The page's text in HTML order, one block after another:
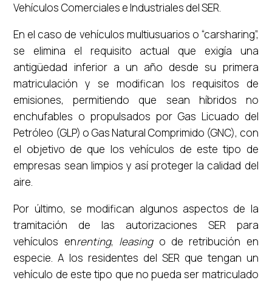
Vehículos Comerciales e Industriales del SER.
En el caso de vehículos multiusuarios o “carsharing”,
se elimina el requisito actual que exigía una
antigüedad inferior a un año desde su primera
matriculación y se modifican los requisitos de
emisiones, permitiendo que sean híbridos no
enchufables o propulsados por Gas Licuado del
Petróleo (GLP) o Gas Natural Comprimido (GNC), con
el objetivo de que los vehículos de este tipo de
empresas sean limpios y así proteger la calidad del
aire.
Por último, se modifican algunos aspectos de la
tramitación de las autorizaciones SER para
vehículos enrenting, leasingo de retribución en
especie. A los residentes del SER que tengan un
vehículo de este tipo que no pueda ser matriculado